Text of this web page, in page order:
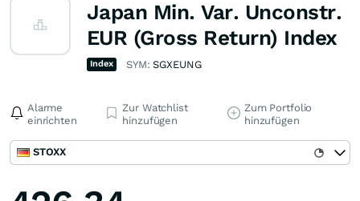
Japan Min. Var. Unconstr.
EUR (Gross Return) Index
Index SYM:SGXEUNG
Alarme
einrichten
Zur Watchlist
hinzufügen
Zum Portfolio
hinzufügen
STOXX